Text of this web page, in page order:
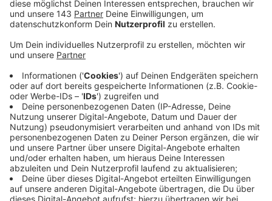
bestehende Trasse von Freileitungen von Hattingen
über Sprockhövel, Schwelm und Wuppertal genutzt
würden also verstärkt, es wäre aber keine komplett
Anzeige
Veranstaltungen in allen betroffenen Städten
Anzeige
Weil solche Projekte immer auch Fragen bei